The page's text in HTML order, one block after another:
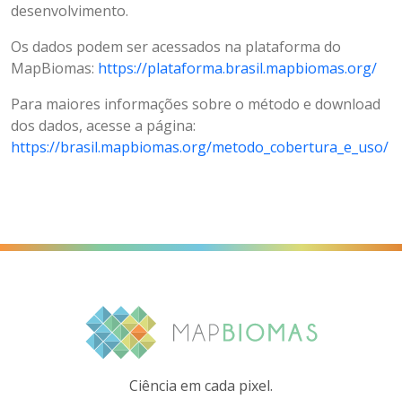
desenvolvimento.
Os dados podem ser acessados na plataforma do
MapBiomas: https://plataforma.brasil.mapbiomas.org/
Para maiores informações sobre o método e download
dos dados, acesse a página:
https://brasil.mapbiomas.org/metodo_cobertura_e_uso/
Ciência em cada pixel.